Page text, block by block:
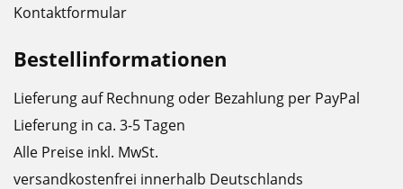
Kontaktformular
Bestellinformationen
Lieferung auf Rechnung oder Bezahlung per PayPal
Lieferung in ca. 3-5 Tagen
Alle Preise inkl. MwSt.
versandkostenfrei innerhalb Deutschlands